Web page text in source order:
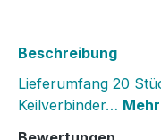
Beschreibung
Lieferumfang 20
Keilverbinder… Mehr